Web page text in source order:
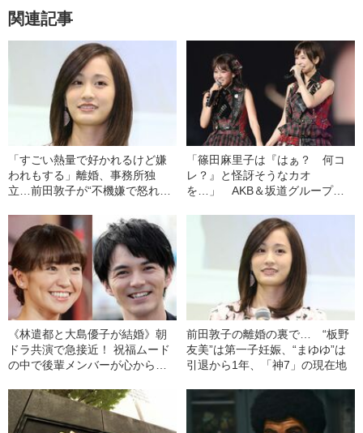
関連記事
「すごい熱量で好かれるけど嫌
われもする」離婚、事務所独
立…前田敦子が“不機嫌で怒れる
「篠田麻里子は『はぁ？ 何コ
レ？』と怪訝そうなカオ
を…」 AKB＆坂道グループで
禁止”の歴史とリアル
《林遣都と大島優子が結婚》朝
ドラ共演で急接近！ 祝福ムード
の中で後輩メンバーが心から祝
前田敦子の離婚の裏で… “板野
友美”は第一子妊娠、“まゆゆ”は
引退から1年、「神7」の現在地